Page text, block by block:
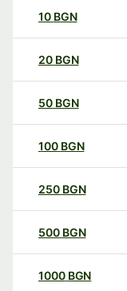
10 BGN
20 BGN
50 BGN
100 BGN
250 BGN
500 BGN
1000 BGN